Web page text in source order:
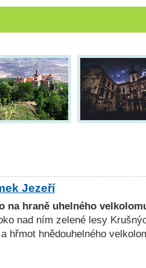
Jezeří
na hraně uhelného
nad ním zelené lesy
hřmot hnědouhelného